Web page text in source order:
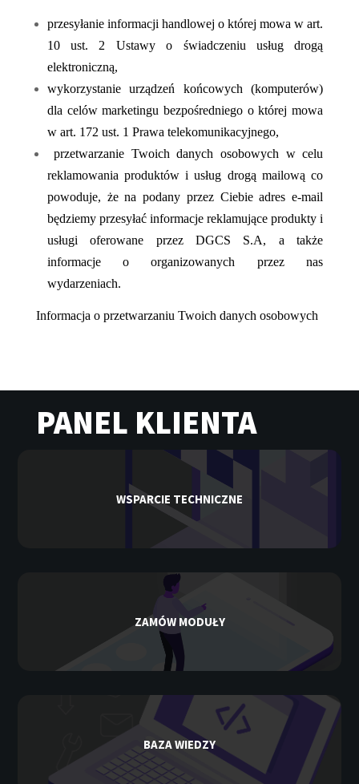
przesyłanie informacji handlowej o której mowa w art.
10 ust. 2 Ustawy o świadczeniu usług drogą
elektroniczną,
wykorzystanie urządzeń końcowych (komputerów)
dla celów marketingu bezpośredniego o której mowa
w art. 172 ust. 1 Prawa telekomunikacyjnego,
przetwarzanie Twoich danych osobowych w celu
reklamowania produktów i usług drogą mailową co
powoduje, że na podany przez Ciebie adres e-mail
będziemy przesyłać informacje reklamujące produkty i
usługi oferowane przez DGCS S.A, a także
informacje o organizowanych przez nas
wydarzeniach.
Informacja o przetwarzaniu Twoich danych osobowych
PANEL KLIENTA
WSPARCIE TECHNICZNE
ZAMÓW MODUŁY
BAZA WIEDZY